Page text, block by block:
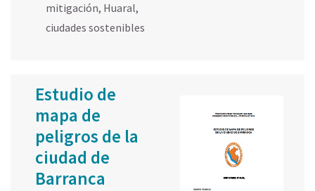
mitigación, Huaral,
ciudades sostenibles
Estudio de
mapa de
peligros de la
ciudad de
Barranca